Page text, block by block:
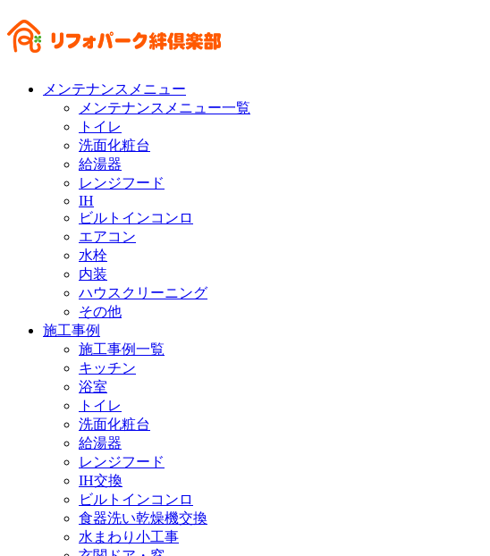
メンテナンスメニュー
メンテナンスメニュー一覧
トイレ
洗面化粧台
給湯器
レンジフード
IH
ビルトインコンロ
エアコン
水栓
内装
ハウスクリーニング
その他
施工事例
施工事例一覧
キッチン
浴室
トイレ
洗面化粧台
給湯器
レンジフード
IH交換
ビルトインコンロ
食器洗い乾燥機交換
水まわり小工事